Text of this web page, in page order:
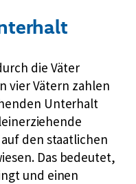
die Väter
vier Vätern zahlen
Unterhalt
den staatlichen
Das bedeutet,
und einen